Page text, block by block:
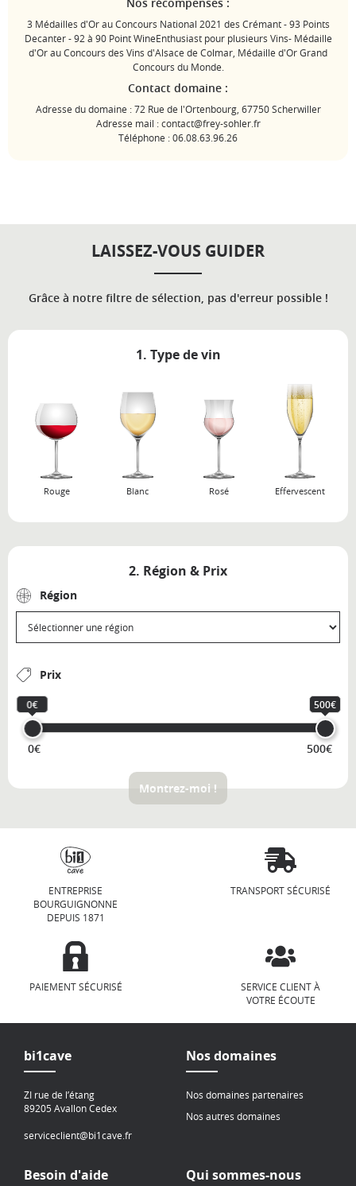
Nos récompenses :
3 Médailles d'Or au Concours National 2021 des Crémant - 93 Points
Decanter - 92 à 90 Point WineEnthusiast pour plusieurs Vins- Médaille
d'Or au Concours des Vins d'Alsace de Colmar, Médaille d'Or Grand
Concours du Monde.
Contact domaine :
Adresse du domaine : 72 Rue de l'Ortenbourg, 67750 Scherwiller
Adresse mail : contact@frey-sohler.fr
Téléphone : 06.08.63.96.26
LAISSEZ-VOUS GUIDER
Grâce à notre filtre de sélection, pas d'erreur possible !
1. Type de vin
Rouge Blanc Rosé Effervescent
2. Région & Prix
Région
Prix
0€ 500€
0€ 500€
Montrez-moi !
ENTREPRISE
BOURGUIGNONNE
DEPUIS 1871
TRANSPORT SÉCURISÉ
PAIEMENT SÉCURISÉ
SERVICE CLIENT À
VOTRE ÉCOUTE
bi1cave
ZI rue de l’étang
89205 Avallon Cedex
serviceclient@bi1cave.fr
Nos domaines
Nos domaines partenaires
Nos autres domaines
Besoin d'aide Qui sommes-nous